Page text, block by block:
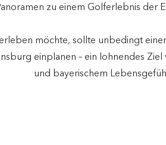
zu einem Golferlebnis der
möchte, sollte unbedingt
einplanen – ein lohnendes
und bayerischem